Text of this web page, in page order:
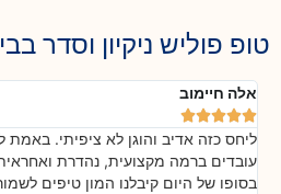
טופ פוליש ניקיון וסדר
אלה חיימוב





ליחס כזה אדיב והוגן לא ציפיתי. באמת
עובדים ברמה מקצועית, נהדרת
בסופו של היום קיבלנו המון טיפים